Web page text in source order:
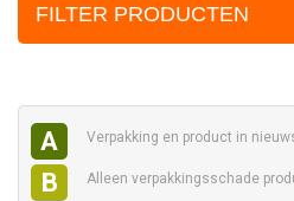
FILTER PRODUCTEN
A Verpakking en product in
B Alleen verpakkingsschade